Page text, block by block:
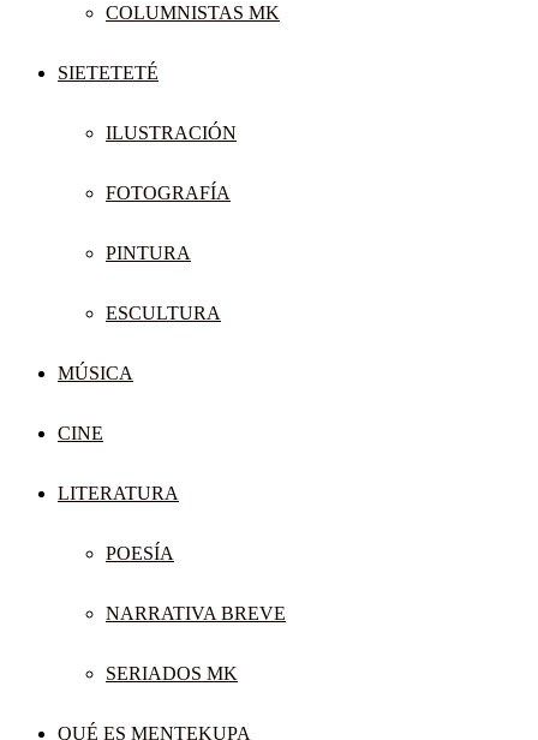
COLUMNISTAS MK
SIETETETÉ
ILUSTRACIÓN
FOTOGRAFÍA
PINTURA
ESCULTURA
MÚSICA
CINE
LITERATURA
POESÍA
NARRATIVA BREVE
SERIADOS MK
QUÉ ES MENTEKUPA